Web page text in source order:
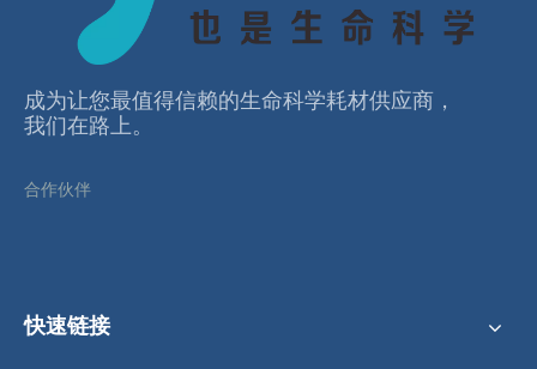
成为让您最值得信赖的⽣命科学耗材供应商，
我们在路上。
合作伙伴
快速链接